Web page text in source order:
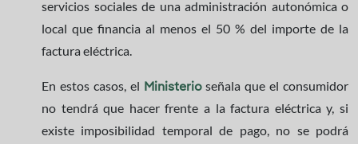
servicios sociales de una administración autonómica o
local que financia al menos el 50 % del importe de la
factura eléctrica.
En estos casos, el Ministerioseñala que el consumidor
no tendrá que hacer frente a la factura eléctrica y, si
existe imposibilidad temporal de pago, no se podrá